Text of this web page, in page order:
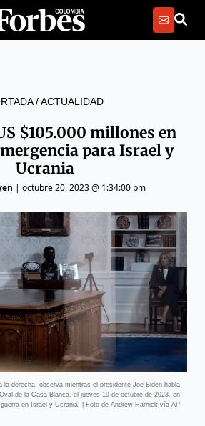
/ACTUALIDAD
$105.000 millones en
para Israel y
Ucrania
| octubre 20, 2023 @ 1:34:00 pm
la derecha, observa mientras el presidente Joe Biden habla
de la Casa Blanca, el jueves 19 de octubre de 2023, en
en Israel y Ucrania. | Foto de Andrew Harnick vía AP